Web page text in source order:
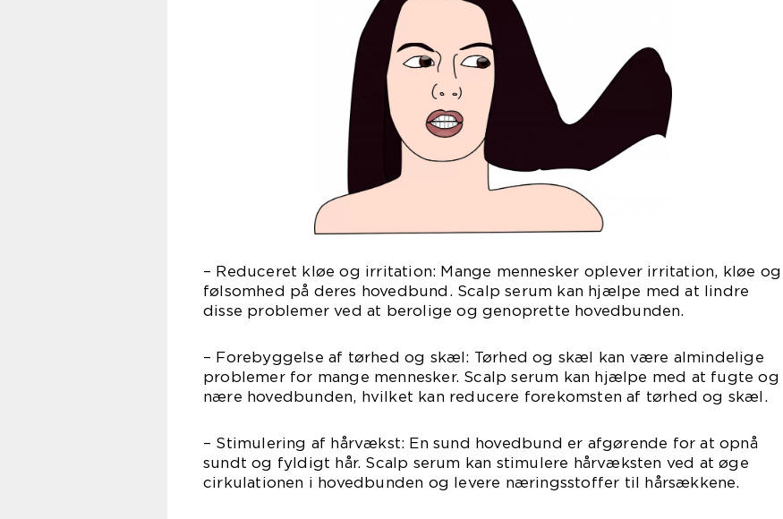
– Reduceret kløe og irritation: Mange mennesker oplever irritation, kløe og
følsomhed på deres hovedbund. Scalp serum kan hjælpe med at lindre
disse problemer ved at berolige og genoprette hovedbunden.
– Forebyggelse af tørhed og skæl: Tørhed og skæl kan være almindelige
problemer for mange mennesker. Scalp serum kan hjælpe med at fugte og
nære hovedbunden, hvilket kan reducere forekomsten af tørhed og skæl.
– Stimulering af hårvækst: En sund hovedbund er afgørende for at opnå
sundt og fyldigt hår. Scalp serum kan stimulere hårvæksten ved at øge
cirkulationen i hovedbunden og levere næringsstoffer til hårsækkene.